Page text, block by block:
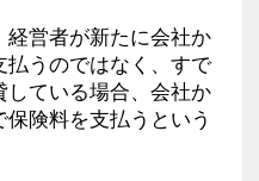
経営者が新たに会社か
払うのではなく、すで
ている場合、会社か
険料を支払うという